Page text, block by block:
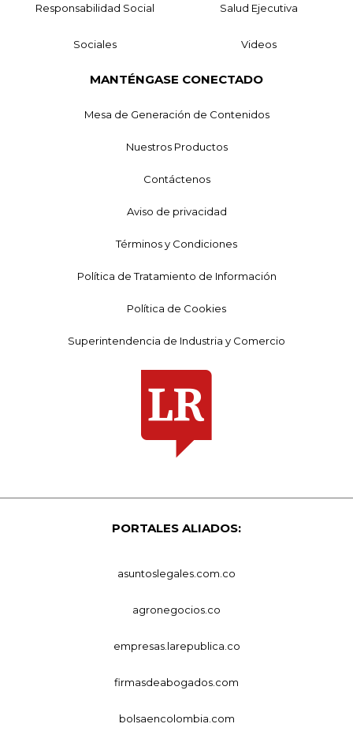
Responsabilidad Social Salud Ejecutiva
Sociales Videos
MANTÉNGASE CONECTADO
Mesa de Generación de Contenidos
Nuestros Productos
Contáctenos
Aviso de privacidad
Términos y Condiciones
Política de Tratamiento de Información
Política de Cookies
Superintendencia de Industria y Comercio
PORTALES ALIADOS:
asuntoslegales.com.co
agronegocios.co
empresas.larepublica.co
firmasdeabogados.com
bolsaencolombia.com